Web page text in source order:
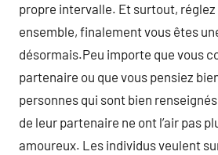
propre intervalle. Et surtout,
ensemble, finalement vous êtes
désormais.Peu importe que vous
partenaire ou que vous pensiez
personnes qui sont bien
de leur partenaire ne ont l’air pas
amoureux. Les individus veulent